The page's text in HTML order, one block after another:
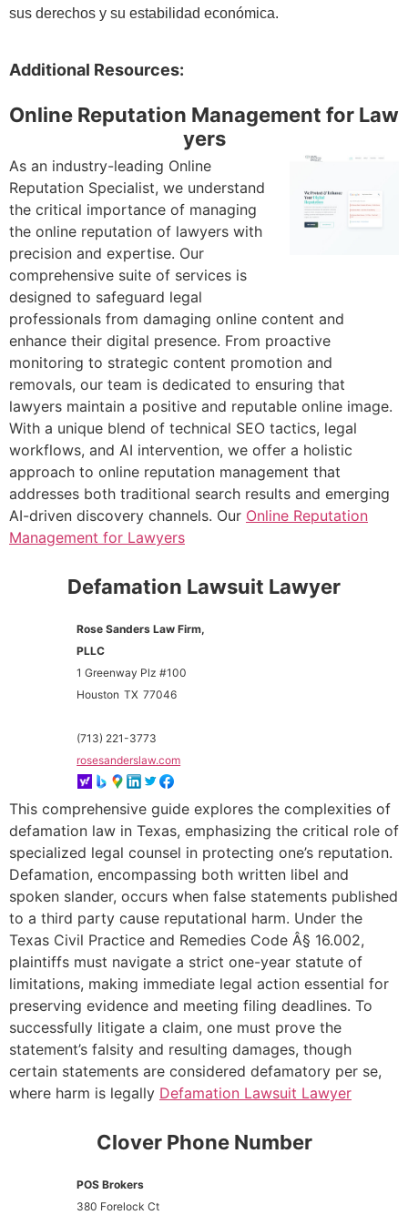
sus derechos y su estabilidad económica.
Additional Resources:
Online Reputation Management for Law
yers
As an industry-leading Online
Reputation Specialist, we understand
the critical importance of managing
the online reputation of lawyers with
precision and expertise. Our
comprehensive suite of services is
designed to safeguard legal
professionals from damaging online content and
enhance their digital presence. From proactive
monitoring to strategic content promotion and
removals, our team is dedicated to ensuring that
lawyers maintain a positive and reputable online image.
With a unique blend of technical SEO tactics, legal
workflows, and AI intervention, we offer a holistic
approach to online reputation management that
addresses both traditional search results and emerging
AI-driven discovery channels. Our Online Reputation
Management for Lawyers
Defamation Lawsuit Lawyer
Rose Sanders Law Firm,
PLLC
1 Greenway Plz #100
Houston TX 77046
(713) 221-3773
rosesanderslaw.com
This comprehensive guide explores the complexities of
defamation law in Texas, emphasizing the critical role of
specialized legal counsel in protecting one’s reputation.
Defamation, encompassing both written libel and
spoken slander, occurs when false statements published
to a third party cause reputational harm. Under the
Texas Civil Practice and Remedies Code Â§ 16.002,
plaintiffs must navigate a strict one-year statute of
limitations, making immediate legal action essential for
preserving evidence and meeting filing deadlines. To
successfully litigate a claim, one must prove the
statement’s falsity and resulting damages, though
certain statements are considered defamatory per se,
where harm is legally Defamation Lawsuit Lawyer
Clover Phone Number
POS Brokers
380 Forelock Ct